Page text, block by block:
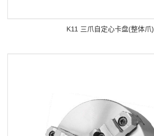
K11 三爪自定心卡盘(整体爪)